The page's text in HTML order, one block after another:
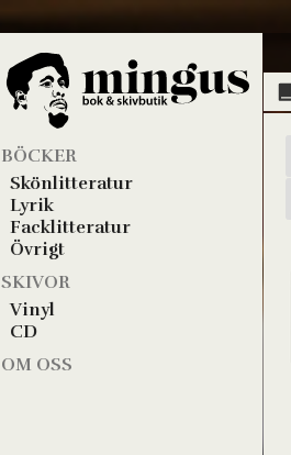
BÖCKER
Skönlitteratur
Lyrik
Facklitteratur
Övrigt
SKIVOR
Vinyl
CD
OM OSS